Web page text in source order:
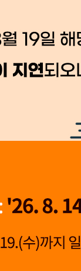
👍 네,